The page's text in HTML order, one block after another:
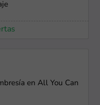
en All You Can